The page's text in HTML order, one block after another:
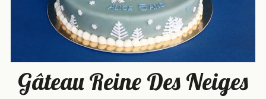
Gâteau Reine Des Neiges